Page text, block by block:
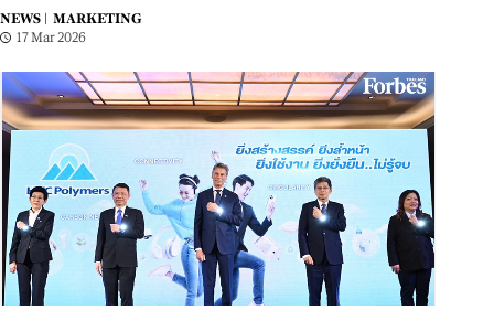
NEWS |
MARKETING
17 Mar 2026